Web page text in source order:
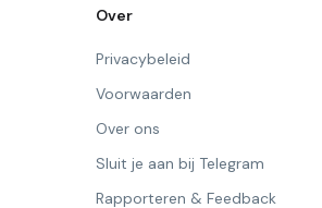
Over
Privacybeleid
Voorwaarden
Over ons
Sluit je aan bij Telegram
Rapporteren & Feedback